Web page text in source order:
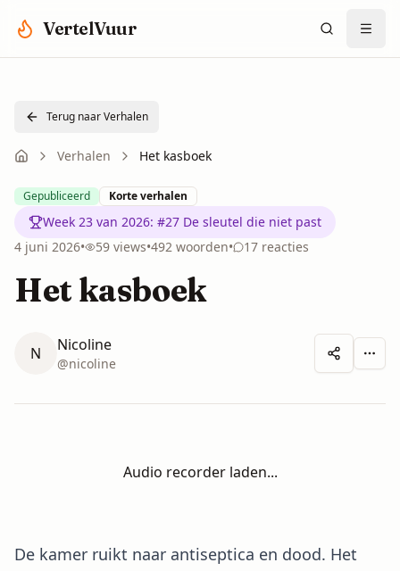
VertelVuur
Terug naar Verhalen
Verhalen Het kasboek
Gepubliceerd Korte verhalen
Week 23 van 2026: #27 De sleutel die niet past
4 juni 2026• 59 views•492 woorden• 17 reacties
Het kasboek
N Nicoline
@nicoline
Audio recorder laden...
De kamer ruikt naar antiseptica en dood. Het